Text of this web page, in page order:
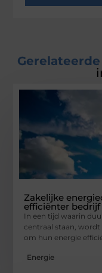
Zakelijke
efficiënter bedrijf
In een tijd waarin
centraal staan,
om hun energie
Energie